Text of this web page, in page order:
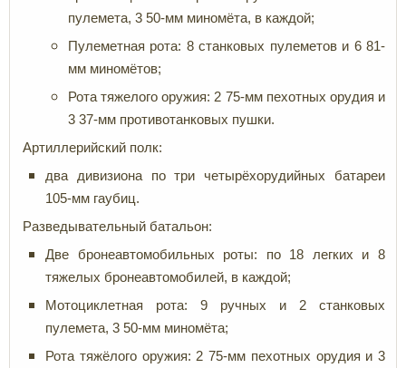
пулемета, 3 50-мм миномёта, в каждой;
Пулеметная рота: 8 станковых пулеметов и 6 81-
мм миномётов;
Рота тяжелого оружия: 2 75-мм пехотных орудия и
3 37-мм противотанковых пушки.
Артиллерийский полк:
два дивизиона по три четырёхорудийных батареи
105-мм гаубиц.
Разведывательный батальон:
Две бронеавтомобильных роты: по 18 легких и 8
тяжелых бронеавтомобилей, в каждой;
Мотоциклетная рота: 9 ручных и 2 станковых
пулемета, 3 50-мм миномёта;
Рота тяжёлого оружия: 2 75-мм пехотных орудия и 3